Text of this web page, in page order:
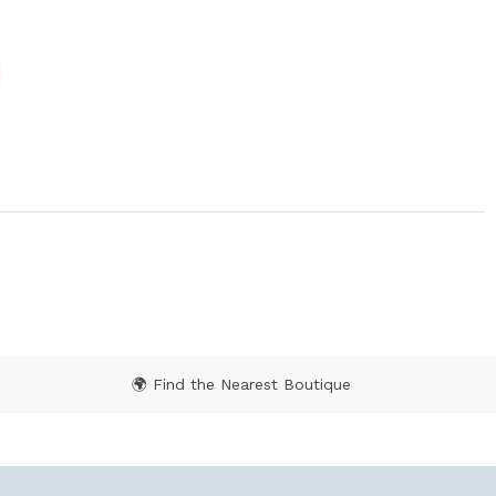
🌍 Find the Nearest Boutique